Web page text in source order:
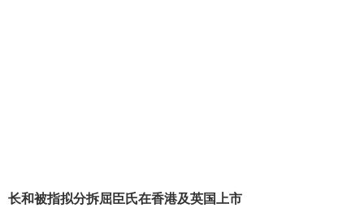
长和被指拟分拆屈臣氏在香港及英国上市